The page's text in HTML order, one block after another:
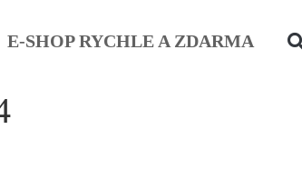
E-SHOP RYCHLE A ZDARMA